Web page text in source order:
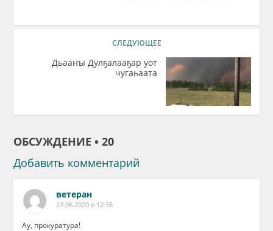
СЛЕДУЮЩЕЕ
Дьааҥы Дулҕалааҕар уот
чугаһаата
ОБСУЖДЕНИЕ • 20
Добавить комментарий
ветеран
23.06.2020 в 12:38
Ау, прокуратура!